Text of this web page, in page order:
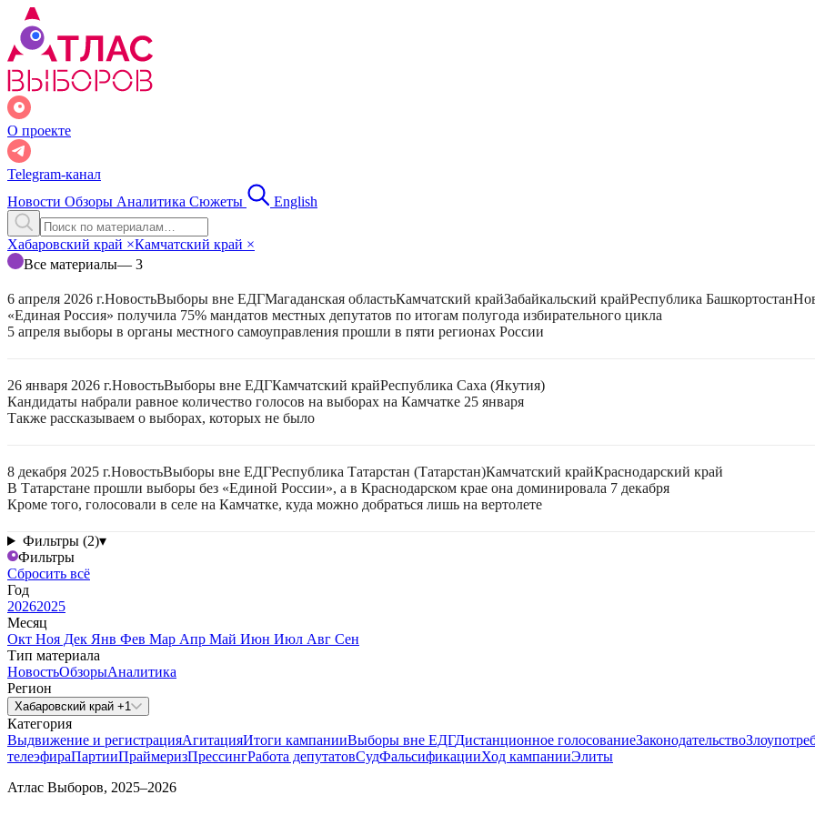
О проекте
Telegram-канал
Новости Обзоры Аналитика Сюжеты English
Хабаровский край ×Камчатский край ×
Все материалы— 3
6 апреля 2026 г.НовостьВыборы вне ЕДГМагаданская областьКамчатский крайЗабайкальский крайРеспублика Башкортостан
«Единая Россия» получила 75% мандатов местных депутатов по итогам полугода избирательного цикла
5 апреля выборы в органы местного самоуправления прошли в пяти регионах России
26 января 2026 г.НовостьВыборы вне ЕДГКамчатский крайРеспублика Саха (Якутия)
Кандидаты набрали равное количество голосов на выборах на Камчатке 25 января
Также рассказываем о выборах, которых не было
8 декабря 2025 г.НовостьВыборы вне ЕДГРеспублика Татарстан (Татарстан)Камчатский крайКраснодарский край
В Татарстане прошли выборы без «Единой России», а в Краснодарском крае она доминировала 7 декабря
Кроме того, голосовали в селе на Камчатке, куда можно добраться лишь на вертолете
Фильтры (2)▾
Фильтры
Сбросить всё
Год
20262025
Месяц
Окт Ноя Дек Янв Фев Мар Апр Май Июн Июл Авг Сен
Тип материала
НовостьОбзорыАналитика
Регион
Хабаровский край +1
Категория
Выдвижение и регистрацияАгитацияИтоги кампанииВыборы вне ЕДГДистанционное голосованиеЗаконодательство
телеэфираПартииПраймеризПрессингРабота депутатовСудФальсификацииХод кампанииЭлиты
Атлас Выборов, 2025–2026